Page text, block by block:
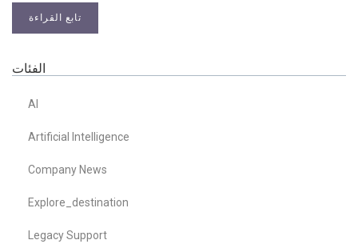
تابع القراءة
الفئات
AI
Artificial Intelligence
Company News
Explore_destination
Legacy Support